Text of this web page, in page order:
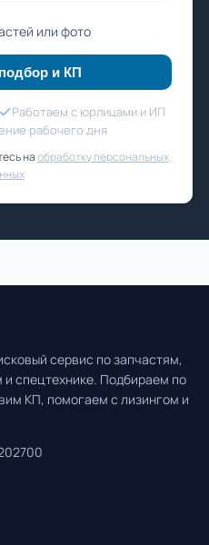
или фото
и КП
Работаем с юрлицами и ИП
рабочего дня
наобработку персональных
сервис по запчастям,
и спецтехнике. Подбираем по
КП, помогаем с лизингом и